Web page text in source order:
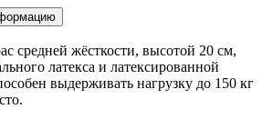
средней жёсткости, высотой 20 см,
латекса и латексированной
выдерживать нагрузку до 150 кг